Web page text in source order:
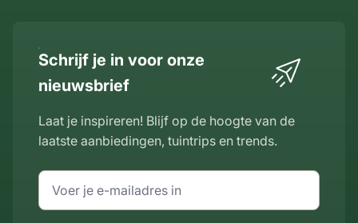
Schrijf je in voor onze
nieuwsbrief
Laat je inspireren! Blijf op de hoogte van de
laatste aanbiedingen, tuintrips en trends.
E-mailadres